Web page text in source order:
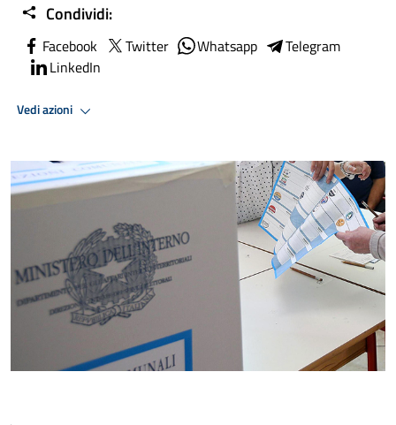
Condividi:
Facebook Twitter Whatsapp
Telegram
LinkedIn
Vedi azioni